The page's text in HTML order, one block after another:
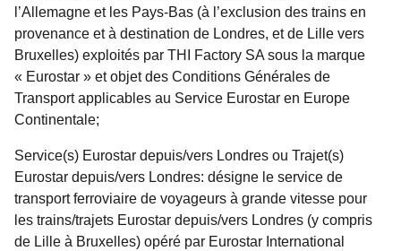
l’Allemagne et les Pays-Bas (à l’exclusion des trains en
provenance et à destination de Londres, et de Lille vers
Bruxelles) exploités par THI Factory SA sous la marque
« Eurostar » et objet des Conditions Générales de
Transport applicables au Service Eurostar en Europe
Continentale;
Service(s) Eurostar depuis/vers Londres ou Trajet(s)
Eurostar depuis/vers Londres: désigne le service de
transport ferroviaire de voyageurs à grande vitesse pour
les trains/trajets Eurostar depuis/vers Londres (y compris
de Lille à Bruxelles) opéré par Eurostar International